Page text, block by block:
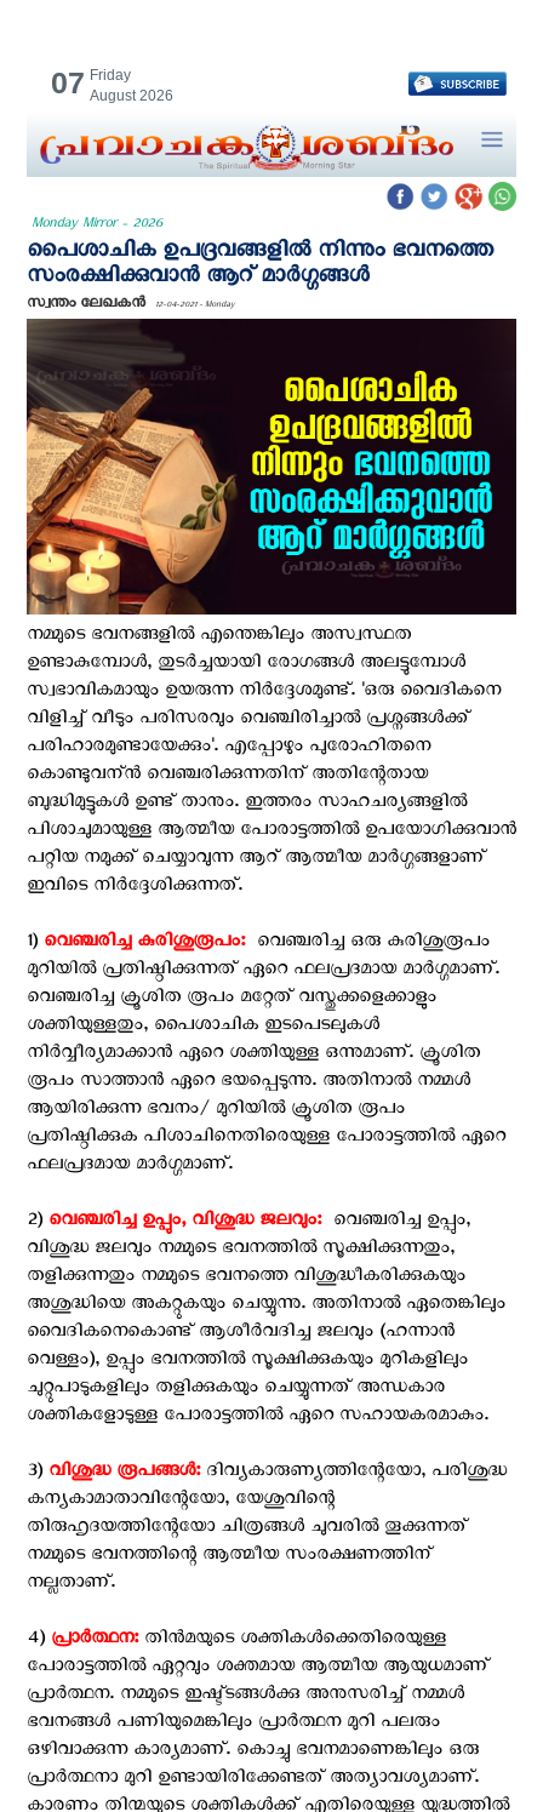
07 Friday
August 2026
Monday Mirror - 2026
പൈശാചിക ഉപദ്രവങ്ങളില്‍ നിന്നും ഭവനത്തെ
സംരക്ഷിക്കുവാന്‍ ആറ് മാര്‍ഗ്ഗങ്ങള്‍
സ്വന്തം ലേഖകന്‍ 12-04-2021 - Monday
നമ്മുടെ ഭവനങ്ങളില്‍ എന്തെങ്കിലും അസ്വസ്ഥത
ഉണ്ടാകുമ്പോള്‍, തുടര്‍ച്ചയായി രോഗങ്ങള്‍ അലട്ടുമ്പോള്‍
സ്വഭാവികമായും ഉയരുന്ന നിര്‍ദ്ദേശമുണ്ട്. 'ഒരു വൈദികനെ
വിളിച്ച് വീടും പരിസരവും വെഞ്ചിരിച്ചാല്‍ പ്രശ്നങ്ങള്‍ക്ക്
പരിഹാരമുണ്ടായേക്കും'. എപ്പോഴും പുരോഹിതനെ
കൊണ്ടുവന്ന്‍ വെഞ്ചരിക്കുന്നതിന് അതിന്റേതായ
ബുദ്ധിമുട്ടുകള്‍ ഉണ്ട് താനും. ഇത്തരം സാഹചര്യങ്ങളില്‍
പിശാചുമായുള്ള ആത്മീയ പോരാട്ടത്തില്‍ ഉപയോഗിക്കുവാന്‍
പറ്റിയ നമുക്ക് ചെയ്യാവുന്ന ആറ് ആത്മീയ മാര്‍ഗ്ഗങ്ങളാണ്
ഇവിടെ നിര്‍ദ്ദേശിക്കുന്നത്.
1) വെഞ്ചരിച്ച കുരിശുരൂപം: ‍ വെഞ്ചരിച്ച ഒരു കുരിശുരൂപം
മുറിയില്‍ പ്രതിഷ്ഠിക്കുന്നത് ഏറെ ഫലപ്രദമായ മാര്‍ഗ്ഗമാണ്.
വെഞ്ചരിച്ച ക്രൂശിത രൂപം മറ്റേത് വസ്തുക്കളെക്കാളും
ശക്തിയുള്ളതും, പൈശാചിക ഇടപെടലുകള്‍
നിര്‍വ്വീര്യമാക്കാന്‍ ഏറെ ശക്തിയുള്ള ഒന്നുമാണ്. ക്രൂശിത
രൂപം സാത്താന്‍ ഏറെ ഭയപ്പെടുന്നു. അതിനാല്‍ നമ്മള്‍
ആയിരിക്കുന്ന ഭവനം/ മുറിയില്‍ ക്രൂശിത രൂപം
പ്രതിഷ്ഠിക്കുക പിശാചിനെതിരെയുള്ള പോരാട്ടത്തില്‍ ഏറെ
ഫലപ്രദമായ മാര്‍ഗ്ഗമാണ്.
2) വെഞ്ചരിച്ച ഉപ്പും, വിശുദ്ധ ജലവും: ‍ വെഞ്ചരിച്ച ഉപ്പും,
വിശുദ്ധ ജലവും നമ്മുടെ ഭവനത്തില്‍ സൂക്ഷിക്കുന്നതും,
തളിക്കുന്നതും നമ്മുടെ ഭവനത്തെ വിശുദ്ധീകരിക്കുകയും
അശുദ്ധിയെ അകറ്റുകയും ചെയ്യുന്നു. അതിനാല്‍ ഏതെങ്കിലും
വൈദികനെകൊണ്ട് ആശീര്‍വദിച്ച ജലവും (ഹന്നാന്‍
വെള്ളം), ഉപ്പും ഭവനത്തില്‍ സൂക്ഷിക്കുകയും മുറികളിലും
ചുറ്റുപാടുകളിലും തളിക്കുകയും ചെയ്യുന്നത് അന്ധകാര
ശക്തികളോടുള്ള പോരാട്ടത്തില്‍ ഏറെ സഹായകരമാകും.
3) വിശുദ്ധ രൂപങ്ങള്‍: ദിവ്യകാരുണ്യത്തിന്റേയോ, പരിശുദ്ധ
കന്യകാമാതാവിന്റേയോ, യേശുവിന്റെ
തിരുഹൃദയത്തിന്റേയോ ചിത്രങ്ങള്‍ ചുവരില്‍ തൂക്കുന്നത്
നമ്മുടെ ഭവനത്തിന്റെ ആത്മീയ സംരക്ഷണത്തിന്
നല്ലതാണ്.
4) പ്രാര്‍ത്ഥന:‍തിന്‍മയുടെ ശക്തികള്‍ക്കെതിരെയുള്ള
പോരാട്ടത്തില്‍ ഏറ്റവും ശക്തമായ ആത്മീയ ആയുധമാണ്
പ്രാര്‍ത്ഥന. നമ്മുടെ ഇഷ്ട്ടങ്ങള്‍ക്കു അനുസരിച്ച് നമ്മള്‍
ഭവനങ്ങള്‍ പണിയുമെങ്കിലും പ്രാര്‍ത്ഥന മുറി പലരും
ഒഴിവാക്കുന്ന കാര്യമാണ്. കൊച്ചു ഭവനമാണെങ്കിലും ഒരു
പ്രാര്‍ത്ഥനാ മുറി ഉണ്ടായിരിക്കേണ്ടത് അത്യാവശ്യമാണ്.